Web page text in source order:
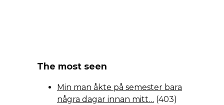
The most seen
Min man åkte på semester bara
några dagar innan mitt… (403)